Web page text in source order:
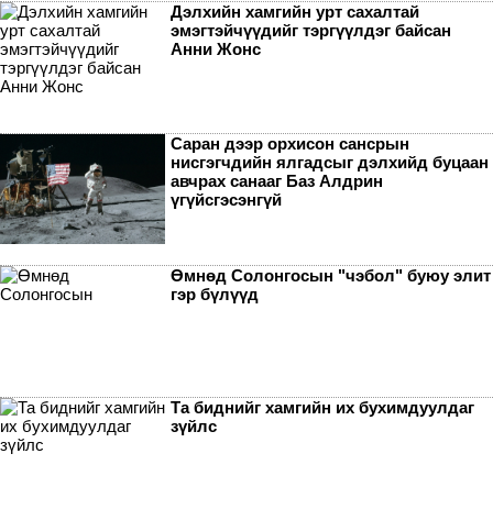
Дэлхийн хамгийн урт сахалтай
эмэгтэйчүүдийг тэргүүлдэг байсан
Анни Жонс
Саран дээр орхисон сансрын
нисгэгчдийн ялгадсыг дэлхийд буцаан
авчрах санааг Баз Алдрин
үгүйсгэсэнгүй
Өмнөд Солонгосын "чэбол" буюу элит
гэр бүлүүд
Та биднийг хамгийн их бухимдуулдаг
зүйлс